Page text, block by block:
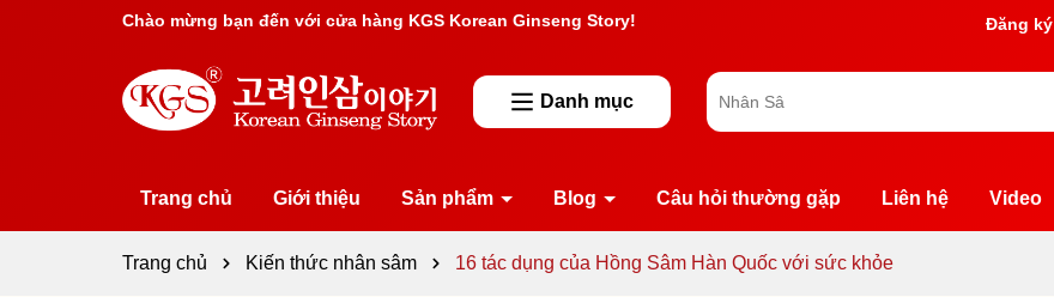
Rất nhiều ưu đãi và chương trình khuyến mãi đang chờ đợi bạn Đăng ký
Danh mục
Trang chủ Giới thiệu Sản phẩm Blog Câu hỏi thường gặp Liên hệ Video
Trang chủ Kiến thức nhân sâm 16 tác dụng của Hồng Sâm Hàn Quốc với sức khỏe